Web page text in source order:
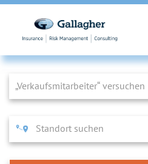
Job Search Page